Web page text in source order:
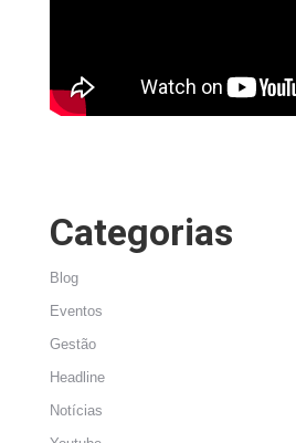
Categorias
Blog
Eventos
Gestão
Headline
Notícias